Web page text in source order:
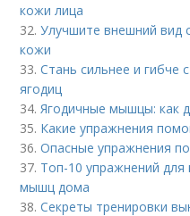
кожи лица
32.Улучшите внешний вид
кожи
33.Стань сильнее и гибче
ягодиц
34. Ягодичные мышцы: как
35. Какие упражнения
36.Опасные упражнения
37. Топ-10 упражнений для
мышц дома
38.Секреты тренировки